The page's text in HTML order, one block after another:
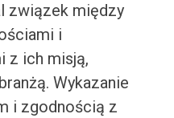
związek między
i
z ich misją,
Wykazanie
i zgodnością z